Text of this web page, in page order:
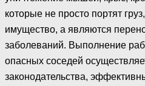
которые не просто портят
имущество, а являются
заболеваний. Выполнение
опасных соседей
законодательства,